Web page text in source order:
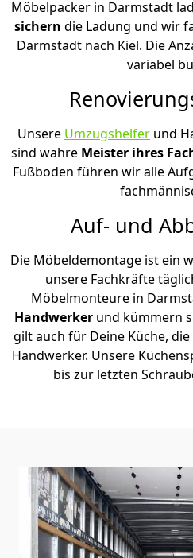
Möbelpacker in Darmstadt
sichern die Ladung und wir
Darmstadt nach Kiel. Die
variabel
Unsere Umzugshelfer und
sind wahre Meister ihres
Fußboden führen wir alle
Auf- und
Die Möbeldemontage ist ein
unsere Fachkräfte
Möbelmonteure in
Handwerker und kümmern
gilt auch für Deine Küche,
Handwerker. Unsere
bis zur letzten